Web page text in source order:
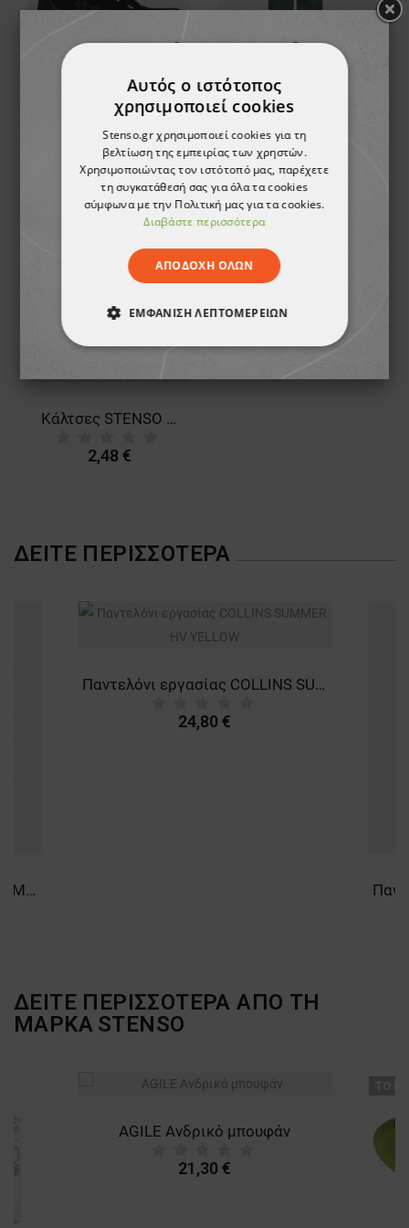
Παπούτσια εργασίας JETT GREEN ANKLE MF S3
48,86 € 20,96 €
Κάλτσες STENSO CAMOUFLAGE
2,48 €
ΔΕΊΤΕ ΠΕΡΙΣΣΌΤΕΡΑ
Φόρμα εργασίας COLLINS SUMMER ROYAL BLUE
Παντελόνι εργασίας COLLINS SUMMER HV YELLOW
24,80 €
ΔΕΙΤΕ ΠΕΡΙΣΣΟΤΕΡΑ ΑΠΟ ΤΗ
ΜΑΡΚΑ STENSO
AGILE Ανδρικό μπουφάν
21,30 €
Αυτός ο ιστότοπος
χρησιμοποιεί cookies
Stenso.gr χρησιμοποιεί cookies για τη
βελτίωση της εμπειρίας των χρηστών.
Χρησιμοποιώντας τον ιστότοπό μας, παρέχετε
τη συγκατάθεσή σας για όλα τα cookies
σύμφωνα με την Πολιτική μας για τα cookies.
Διαβάστε περισσότερα
ΑΠΟΔΟΧΉ ΌΛΩΝ
ΕΜΦΆΝΙΣΗ ΛΕΠΤΟΜΕΡΕΙΏΝ
ΑΠΟΛΎΤΩΣ ΑΠΑΡΑΊΤΗΤΑ